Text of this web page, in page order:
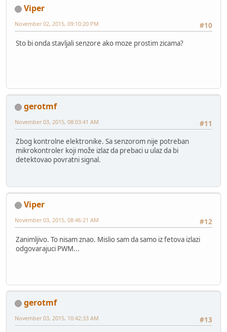
Viper
#10
November 02, 2015, 09:10:20 PM
Sto bi onda stavljali senzore ako moze prostim zicama?
gerotmf
#11
November 03, 2015, 08:03:41 AM
Zbog kontrolne elektronike. Sa senzorom nije potreban
mikrokontroler koji može izlaz da prebaci u ulaz da bi
detektovao povratni signal.
Viper
#12
November 03, 2015, 08:46:21 AM
Zanimljivo. To nisam znao. Mislio sam da samo iz fetova izlazi
odgovarajuci PWM...
gerotmf
#13
November 03, 2015, 10:42:33 AM